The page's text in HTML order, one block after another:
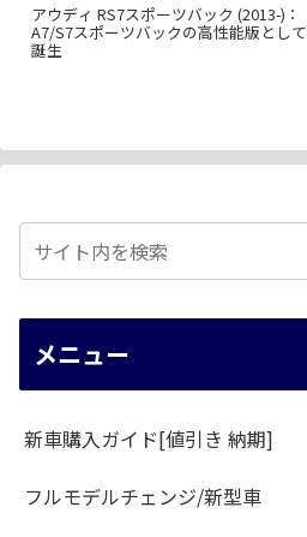
アウディ RS7スポーツバック (2013-)：
A7/S7スポーツバックの高性能版として
誕生
メニュー
新車購入ガイド[値引き 納期]
フルモデルチェンジ/新型車